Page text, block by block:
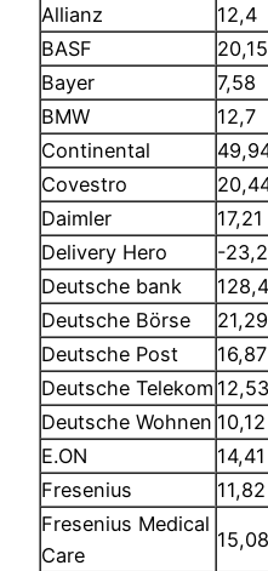
Allianz
12,4
BASF
20,15
Bayer
7,58
BMW
12,7
Continental
Covestro
Daimler
17,21
Delivery Hero
-
Deutsche bank
Deutsche Börse
21,29
Deutsche Post
16,87
Deutsche Telekom 12,53
Deutsche Wohnen 10,12
E.ON
14,41
Fresenius
11,82
Fresenius Medical
Care
15,08